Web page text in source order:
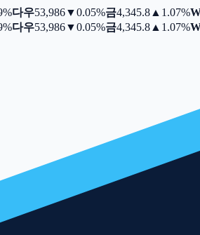
다우53,986▼0.05%금4,345.8▲1.07%
다우53,986▼0.05%금4,345.8▲1.07%